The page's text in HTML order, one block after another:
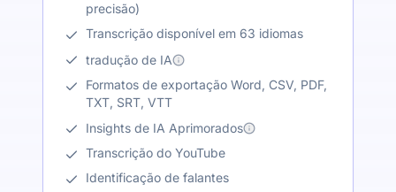
precisão)
Transcrição disponível em 63 idiomas
tradução de IA
Formatos de exportação Word, CSV, PDF,
TXT, SRT, VTT
Insights de IA Aprimorados
Transcrição do YouTube
Identificação de falantes